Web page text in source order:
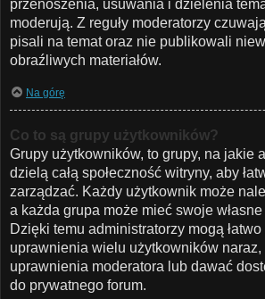
przenoszenia, usuwania i dzielenia
moderują. Z reguły moderatorzy
pisali na temat oraz nie publikowali
obraźliwych materiałów.
Na górę
Co to są grupy użytkowników?
Grupy użytkowników, to grupy, na jakie
dzielą całą społeczność witryny, aby
zarządzać. Każdy użytkownik może
a każda grupa może mieć swoje
Dzięki temu administratorzy mogą
uprawnienia wielu użytkowników
uprawnienia moderatora lub dawać
do prywatnego forum.